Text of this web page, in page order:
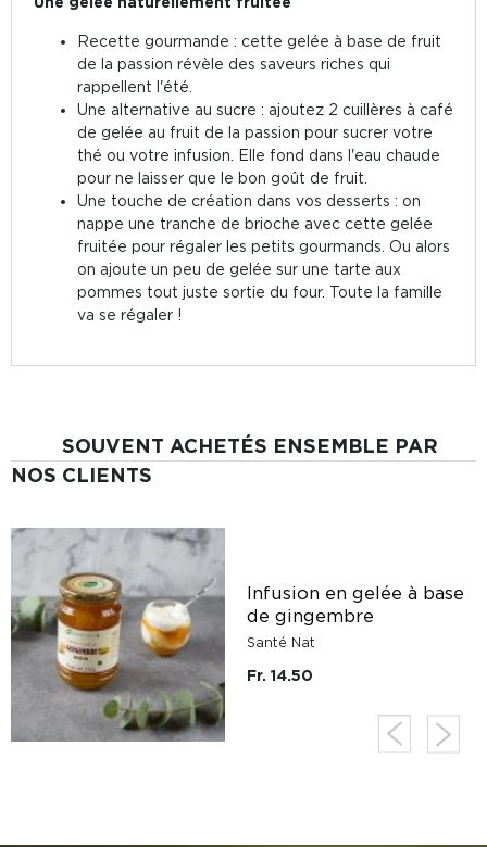
Recette gourmande : cette gelée à base de fruit
de la passion révèle des saveurs riches qui
rappellent l'été.
Une alternative au sucre : ajoutez 2 cuillères à café
de gelée au fruit de la passion pour sucrer votre
thé ou votre infusion. Elle fond dans l'eau chaude
pour ne laisser que le bon goût de fruit.
Une touche de création dans vos desserts : on
nappe une tranche de brioche avec cette gelée
fruitée pour régaler les petits gourmands. Ou alors
on ajoute un peu de gelée sur une tarte aux
pommes tout juste sortie du four. Toute la famille
va se régaler !
SOUVENT ACHETÉS ENSEMBLE PAR
NOS CLIENTS
Infusion en gelée à base
de gingembre
Santé Nat
Fr. 14.50